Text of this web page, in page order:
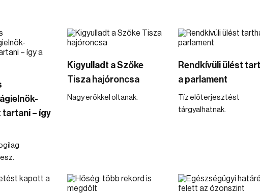
– így
Kigyulladt a Szőke
Tisza hajóroncsa
Nagy erőkkel oltanak.
Rendkívüli ülést
a parlament
Tíz előterjesztést
tárgyalhatnak.